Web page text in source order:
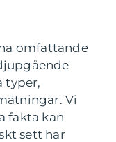
omfattande
typer,
Vi
fakta kan
sett har